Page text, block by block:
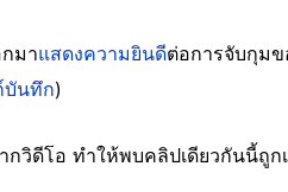
มาแสดงความยินดีต่อการจับกุม
บันทึก)
กวิดีโอ ทำให้พบคลิปเดียวกันนี้ถูก